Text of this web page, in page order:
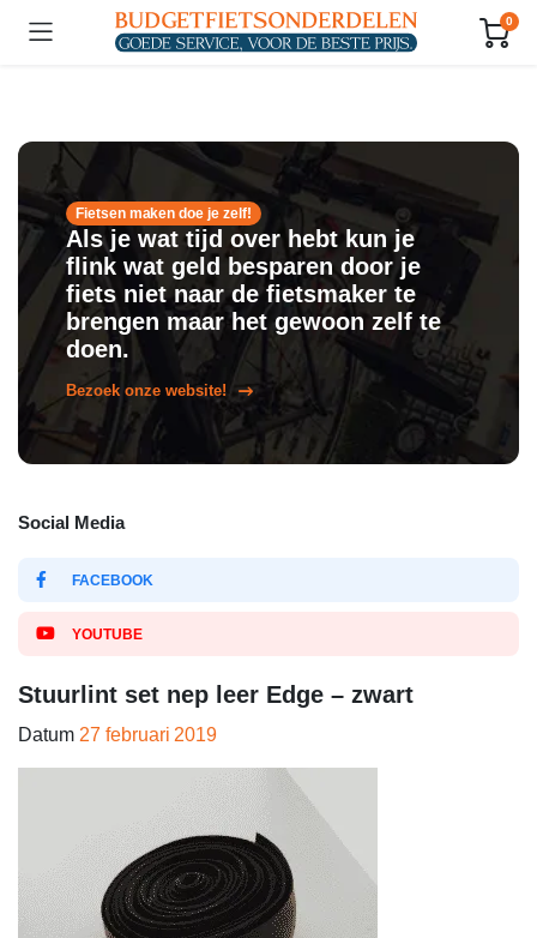
0
Fietsen maken doe je zelf!
Als je wat tijd over hebt kun je
flink wat geld besparen door je
fiets niet naar de fietsmaker te
brengen maar het gewoon zelf te
doen.
Bezoek onze website!
Social Media
FACEBOOK
YOUTUBE
Stuurlint set nep leer Edge – zwart
Datum 27 februari 2019